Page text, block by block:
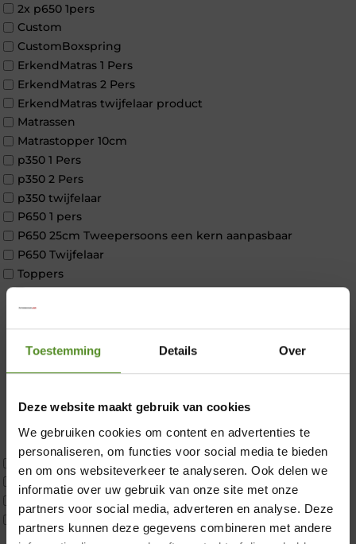
Toestemming Details Over
Deze website maakt gebruik van cookies
We gebruiken cookies om content en advertenties te
personaliseren, om functies voor social media te bieden
en om ons websiteverkeer te analyseren. Ook delen we
informatie over uw gebruik van onze site met onze
partners voor social media, adverteren en analyse. Deze
partners kunnen deze gegevens combineren met andere
2x p650 1pers
Custom
CustomBoxspring
ErkendMatras 1 Pers
ErkendMatras 2 Pers
ErkendMatras twijfelaar product
Matrassen
Matrastopper 10cm
p350 1 Pers
p350 2 Pers
p350 twijfelaar
P650 1 pers
P650 25cm Tweepersoons een kern aanpasbaar
P650 Twijfelaar
Toppers
Maatvoering
2 personen
2 personen split
Koudschuim
Latex
Traagschuim
Tweepersoons 1 kern
Tweepersoons 2 kernen
Webshop Only Collectie
×